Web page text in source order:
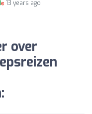
13 years ago
over